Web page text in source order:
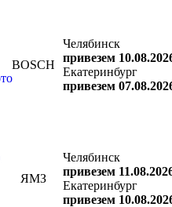
BOSCH
Челябинск
привезем
Екатеринбург
привезем
ЯМЗ
Челябинск
привезем
Екатеринбург
привезем